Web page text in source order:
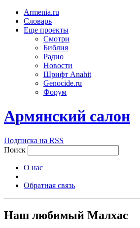
Armenia.ru
Словарь
Еще проекты
Смотри
Библия
Радио
Новости
Шрифт Anahit
Genocide.ru
Форум
Армянский салон
Подписка на RSS
Поиск
О нас
Обратная связь
Наш любимый Малхас